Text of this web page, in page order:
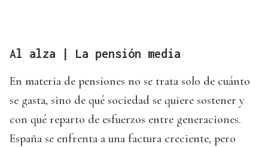
Al alza | La pensión media
En materia de pensiones no se trata solo de cuánto
se gasta, sino de qué sociedad se quiere sostener y
con qué reparto de esfuerzos entre generaciones.
España se enfrenta a una factura creciente, pero